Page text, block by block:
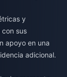
y
sus
apoyo en una
adicional.